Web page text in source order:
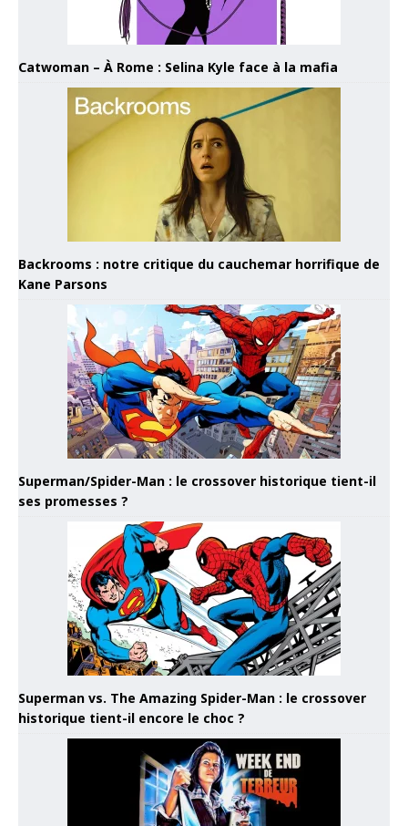
Catwoman – À Rome : Selina Kyle face à la mafia
Backrooms : notre critique du cauchemar horrifique de
Kane Parsons
Superman/Spider-Man : le crossover historique tient-il
ses promesses ?
Superman vs. The Amazing Spider-Man : le crossover
historique tient-il encore le choc ?